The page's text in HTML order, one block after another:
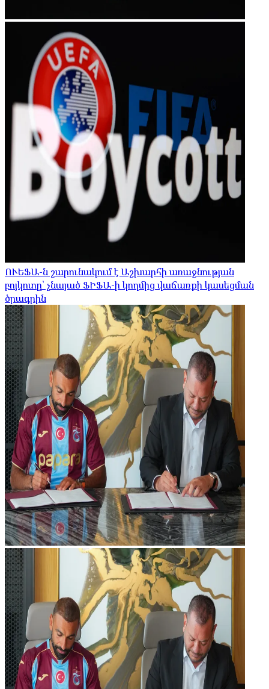
ՈՒԵՖԱ-ն շարունակում է Աշխարհի առաջնության
բոյկոտը՝ չնայած ՖԻՖԱ-ի կողմից վաճառքի կասեցման
ծրագրին